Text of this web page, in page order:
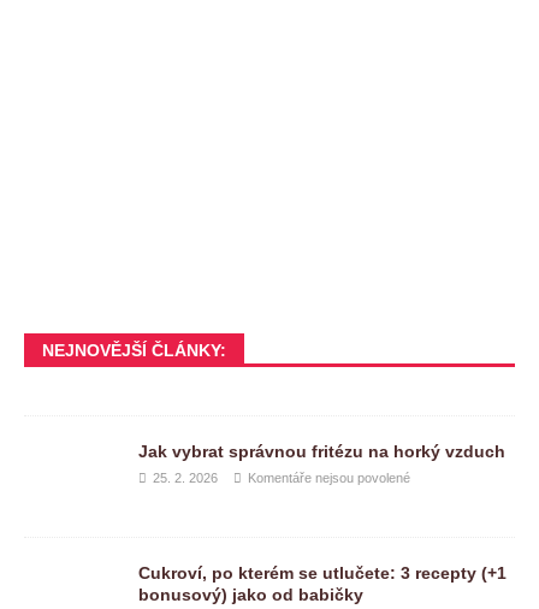
NEJNOVĚJŠÍ ČLÁNKY:
Jak vybrat správnou fritézu na horký vzduch
25. 2. 2026 Komentáře nejsou povolené
Cukroví, po kterém se utlučete: 3 recepty (+1
bonusový) jako od babičky